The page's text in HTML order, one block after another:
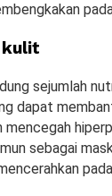
kulit
sejumlah
dapat
mencegah
sebagai